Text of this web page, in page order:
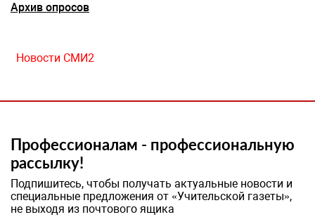
Архив опросов
Новости СМИ2
Профессионалам - профессиональную
рассылку!
Подпишитесь, чтобы получать актуальные новости и
специальные предложения от «Учительской газеты»,
не выходя из почтового ящика